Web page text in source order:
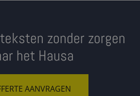
zonder zorgen
het Hausa
AANVRAGEN